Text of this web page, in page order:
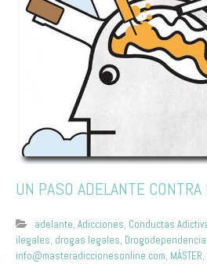
UN PASO ADELANTE
adelante, Adicciones, Conductas
ilegales, drogas legales,
info@masteradiccionesonline.com, MÁSTER,